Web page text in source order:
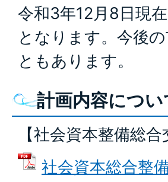
令和3年12月8日現
となります。今後
ともあります。
計画内容につい
【社会資本整備総合
社会資本総合整